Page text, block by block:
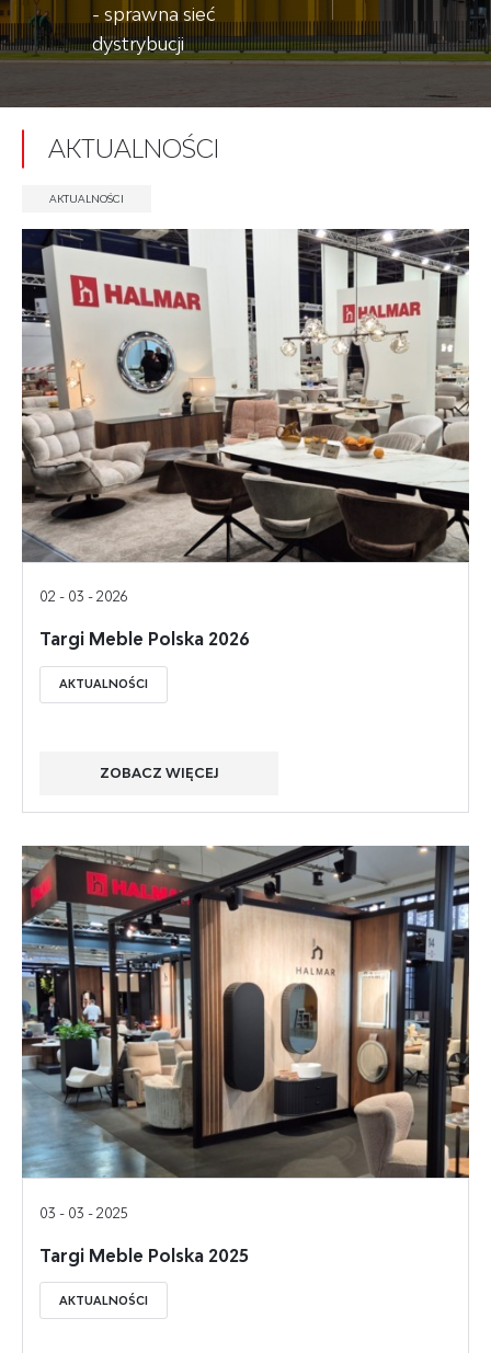
- sprawna sieć
dystrybucji
AKTUALNOŚCI
AKTUALNOŚCI
02 - 03 - 2026
Targi Meble Polska 2026
AKTUALNOŚCI
ZOBACZ WIĘCEJ
03 - 03 - 2025
Targi Meble Polska 2025
AKTUALNOŚCI